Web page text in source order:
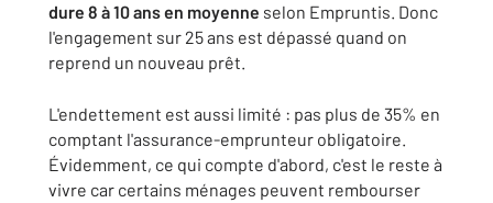
dure 8 à 10 ans en moyenne selon Empruntis. Donc
l'engagement sur 25 ans est dépassé quand on
reprend un nouveau prêt.
L'endettement est aussi limité : pas plus de 35% en
comptant l'assurance-emprunteur obligatoire.
Évidemment, ce qui compte d'abord, c'est le reste à
vivre car certains ménages peuvent rembourser